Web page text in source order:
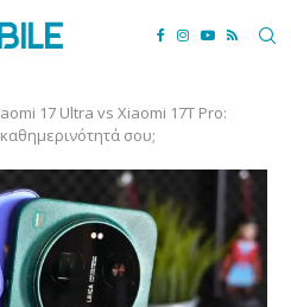
17 Ultra vs Xiaomi 17T Pro:
σου;